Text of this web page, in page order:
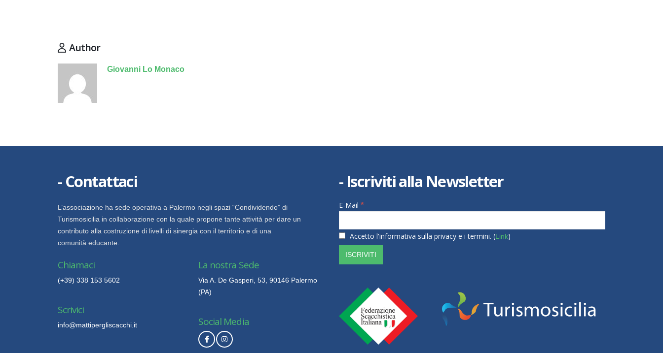
Author
Giovanni Lo Monaco
- Contattaci
L’associazione ha sede operativa a Palermo negli spazi “Condividendo” di
Turismosicilia in collaborazione con la quale propone tante attività per dare un
contributo alla costruzione di livelli di sinergia con il territorio e di una
comunità educante.
Chiamaci
(+39) 338 153 5602
Scrivici
info@mattipergliscacchi.it
La nostra Sede
Via A. De Gasperi, 53, 90146 Palermo
(PA)
Social Media
- Iscriviti alla Newsletter
E-Mail *
Accetto l'informativa sulla privacy e i termini. (Link)